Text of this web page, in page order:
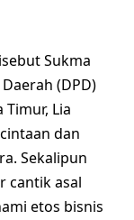
Sukma
(DPD)
Timur, Lia
dan
Sekalipun
cantik asal
etos bisnis